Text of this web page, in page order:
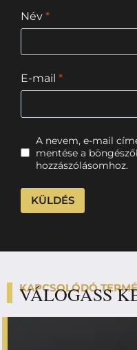
Név *
E-mail *
A nevem, e-mail
mentése a
hozzászólásomhoz.
KAPCSOLÓDÓ
VÁLOGASS